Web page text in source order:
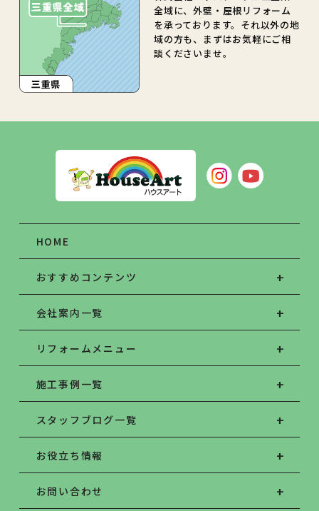
全域に、外壁・屋根リフォーム
を承っております。それ以外の地
域の方も、まずはお気軽にご相
談くださいませ。
HOME
おすすめコンテンツ
会社案内一覧
リフォームメニュー
施工事例一覧
スタッフブログ一覧
お役立ち情報
お問い合わせ